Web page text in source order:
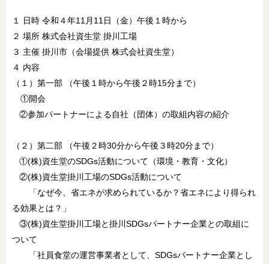
１ 日時 令和４年11月11日（金）午後１時から
２ 場所 株式会社資生堂 掛川工場
３ 主催 掛川市（会場提供 株式会社資生堂）
４ 内容
（１）第一部 （午後１時から午後２時15分まで）
①開会
②参加パートナーによる自社（団体）の取組内容の紹介
（２）第二部 （午後２時30分から午後３時20分まで）
①(株)資生堂のSDGs活動について（環境・教育・文化）
②(株)資生堂掛川工場のSDGs活動について
「なぜ今、省エネが求められているか？省エネにより得られ
る効果とは？」
③(株)資生堂掛川工場と掛川SDGsパートナー企業との取組に
ついて
「社員食堂の運営事業者として、SDGsパートナー企業とし